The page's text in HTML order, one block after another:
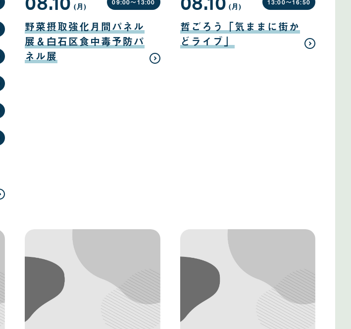
野菜摂取強化月間パネル
展＆白石区食中毒予防パ
ネル展
月
10
日
(月曜
日
) 09:00〜13:00
哲ごろう「気ままに街か
どライブ」
月
10
日
(月曜
日
) 13:00〜16:50